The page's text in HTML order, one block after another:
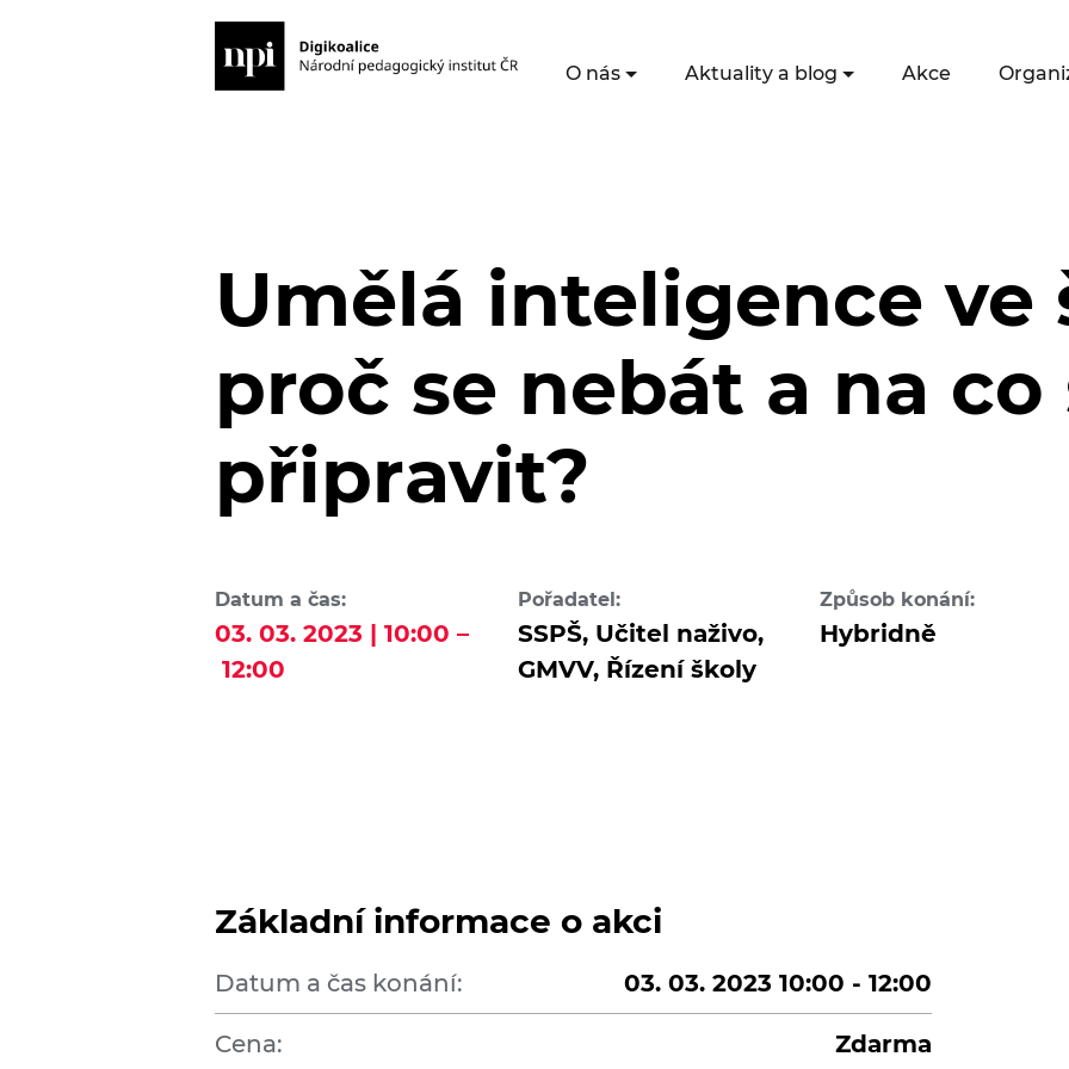
O nás Aktuality a blog Akce
Umělá inteligence ve
proč se nebát a na co
připravit?
Datum a čas:
03. 03. 2023 | 10:00 –
12:00
Pořadatel:
SSPŠ, Učitel naživo,
GMVV, Řízení školy
Způsob konání:
Hybridně
Základní informace o akci
Datum a čas konání: 03. 03. 2023 10:00 - 12:00
Cena: Zdarma